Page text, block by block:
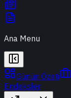
Ana Menu
Günün Özeti
Endeksler